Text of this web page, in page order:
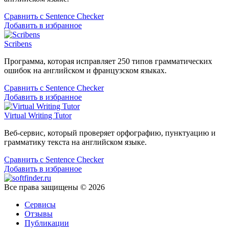
Сравнить с Sentence Checker
Добавить в избранное
Scribens
Программа, которая исправляет 250 типов грамматических
ошибок на английском и французском языках.
Сравнить с Sentence Checker
Добавить в избранное
Virtual Writing Tutor
Веб-сервис, который проверяет орфографию, пунктуацию и
грамматику текста на английском языке.
Сравнить с Sentence Checker
Добавить в избранное
Все права защищены © 2026
Сервисы
Отзывы
Публикации